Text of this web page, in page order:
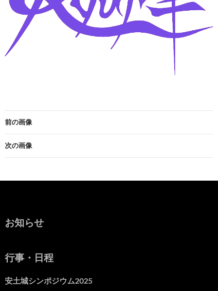
前の画像
次の画像
お知らせ
行事・日程
安土城シンポジウム2025